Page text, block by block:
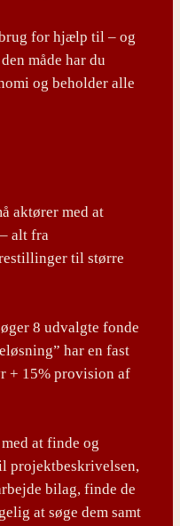
for hjælp til – og
måde har du
og beholder alle
aktører med at
alt fra
til større
8 udvalgte fonde
har en fast
+ 15% provision af
at finde og
projektbeskrivelsen,
bilag, finde de
at søge dem samt